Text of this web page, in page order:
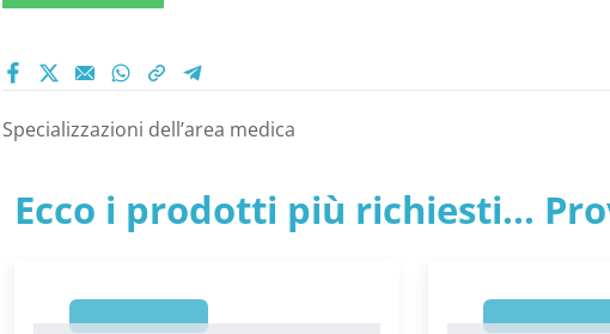
Specializzazioni dell’area medica
Ecco i prodotti più richiesti...